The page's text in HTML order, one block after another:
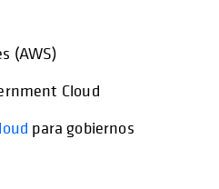
(AWS)
Cloud
se abre en una pestaña
para gobiernos